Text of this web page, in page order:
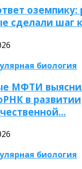
оземпику:
сделали шаг
биология
МФТИ
в развитии
биология